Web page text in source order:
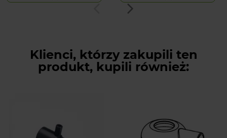
Klienci, którzy zakupili ten
produkt, kupili również: